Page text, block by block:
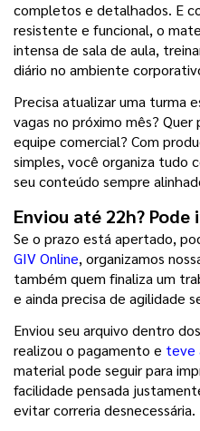
completos e detalhados. E
resistente e funcional, o
intensa de sala de aula,
diário no ambiente
Precisa atualizar uma turma
vagas no próximo mês?
equipe comercial? Com
simples, você organiza tudo
seu conteúdo sempre
Enviou até 22h?
GIV Online, organizamos
também quem finaliza um
e ainda precisa de agilidade
Enviou seu arquivo dentro
realizou o pagamento e teve
material pode seguir para
facilidade pensada
evitar correria desnecessária.